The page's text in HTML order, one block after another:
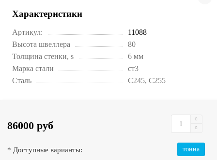
Характеристики
Артикул:
11088
Высота швеллера
80
Толщина стенки, s
6 мм
Марка стали
ст3
Сталь
С245, С255
86000 руб
* Доступные варианты: тонна